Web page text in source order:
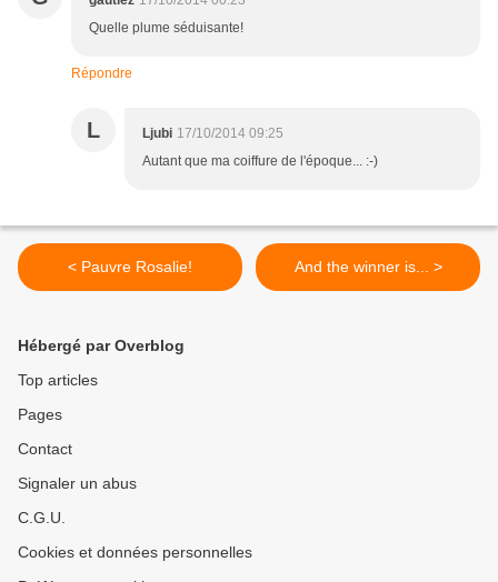
Quelle plume séduisante!
Répondre
L Ljubi 17/10/2014 09:25
Autant que ma coiffure de l'époque... :-)
< Pauvre Rosalie! And the winner is... >
Hébergé par Overblog
Top articles
Pages
Contact
Signaler un abus
C.G.U.
Cookies et données personnelles